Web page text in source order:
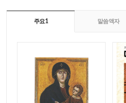
주요1 말씀액자